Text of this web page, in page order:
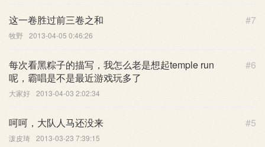
#7
这一卷胜过前三卷之和
牧野 2013-04-05 0:46:26
#6
每次看黑粽子的描写，我怎么老是想起temple run
呢，霸唱是不是最近游戏玩多了
大家好 2013-04-03 2:02:34
#5
呵呵，大队人马还没来
泼皮琦 2013-03-23 7:39:15